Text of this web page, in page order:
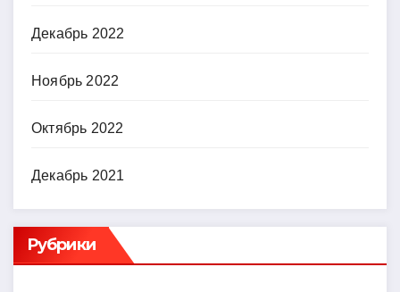
Декабрь 2022
Ноябрь 2022
Октябрь 2022
Декабрь 2021
Рубрики